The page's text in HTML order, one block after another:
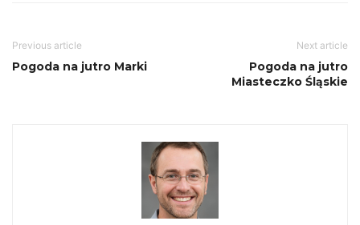
Previous article
Pogoda na jutro Marki
Next article
Pogoda na jutro
Miasteczko Śląskie